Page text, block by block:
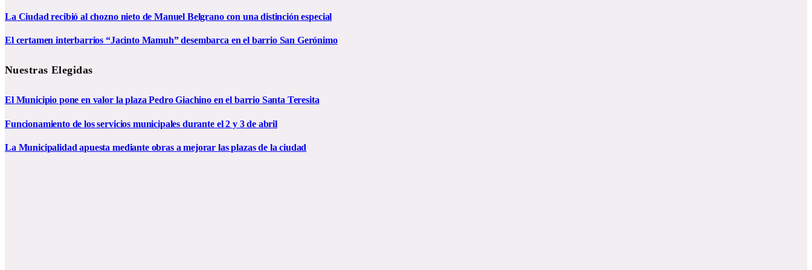
La Ciudad recibió al chozno nieto de Manuel Belgrano con una distinción especial
El certamen interbarrios “Jacinto Mamuh” desembarca en el barrio San Gerónimo
Nuestras Elegidas
El Municipio pone en valor la plaza Pedro Giachino en el barrio Santa Teresita
Funcionamiento de los servicios municipales durante el 2 y 3 de abril
La Municipalidad apuesta mediante obras a mejorar las plazas de la ciudad